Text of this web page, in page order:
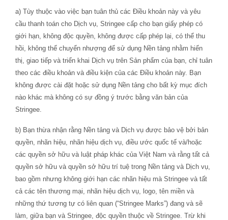
a) Tùy thuộc vào việc bạn tuân thủ các Điều khoản này và yêu
cầu thanh toán cho Dịch vụ, Stringee cấp cho bạn giấy phép có
giới hạn, không độc quyền, không được cấp phép lại, có thể thu
hồi, không thể chuyển nhượng để sử dụng Nền tảng nhằm hiển
thị, giao tiếp và triển khai Dịch vụ trên Sản phẩm của bạn, chỉ tuân
theo các điều khoản và điều kiện của các Điều khoản này. Bạn
không được cài đặt hoặc sử dụng Nền tảng cho bất kỳ mục đích
nào khác mà không có sự đồng ý trước bằng văn bản của
Stringee.
b) Bạn thừa nhận rằng Nền tảng và Dịch vụ được bảo vệ bởi bản
quyền, nhãn hiệu, nhãn hiệu dịch vụ, điều ước quốc tế và/hoặc
các quyền sở hữu và luật pháp khác của Việt Nam và rằng tất cả
quyền sở hữu và quyền sở hữu trí tuệ trong Nền tảng và Dịch vụ,
bao gồm nhưng không giới hạn các nhãn hiệu mà Stringee và tất
cả các tên thương mại, nhãn hiệu dịch vụ, logo, tên miền và
những thứ tương tự có liên quan (“Stringee Marks”) đang và sẽ
làm, giữa bạn và Stringee, độc quyền thuộc về Stringee. Trừ khi